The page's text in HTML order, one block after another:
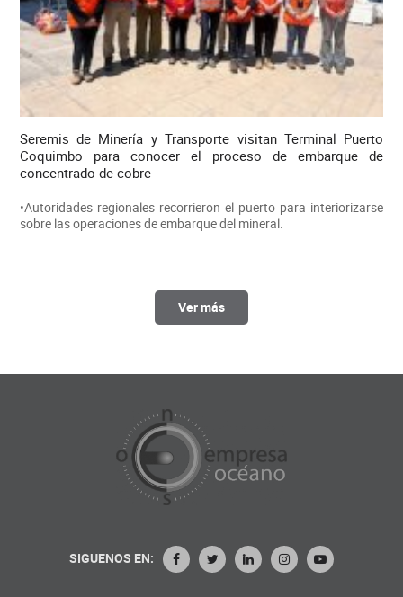
Seremis de Minería y Transporte visitan Terminal Puerto
Coquimbo para conocer el proceso de embarque de
concentrado de cobre
•Autoridades regionales recorrieron el puerto para interiorizarse
sobre las operaciones de embarque del mineral.
Ver más
SIGUENOS EN: